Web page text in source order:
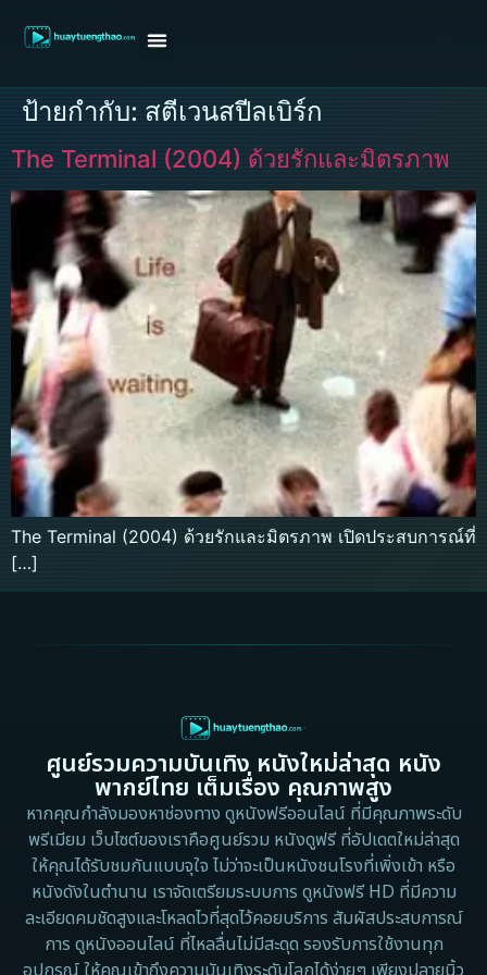
ป้ายกำกับ: สตีเวนสปีลเบิร์ก
The Terminal (2004) ด้วยรักและมิตรภาพ
The Terminal (2004) ด้วยรักและมิตรภาพ เปิดประสบการณ์ที่
[…]
ศูนย์รวมความบันเทิง หนังใหม่ล่าสุด หนัง
พากย์ไทย เต็มเรื่อง คุณภาพสูง
หากคุณกำลังมองหาช่องทาง ดูหนังฟรีออนไลน์ ที่มีคุณภาพระดับ
พรีเมียม เว็บไซต์ของเราคือศูนย์รวม หนังดูฟรี ที่อัปเดตใหม่ล่าสุด
ให้คุณได้รับชมกันแบบจุใจ ไม่ว่าจะเป็นหนังชนโรงที่เพิ่งเข้า หรือ
หนังดังในตำนาน เราจัดเตรียมระบบการ ดูหนังฟรี HD ที่มีความ
ละเอียดคมชัดสูงและโหลดไวที่สุดไว้คอยบริการ สัมผัสประสบการณ์
การ ดูหนังออนไลน์ ที่ไหลลื่นไม่มีสะดุด รองรับการใช้งานทุก